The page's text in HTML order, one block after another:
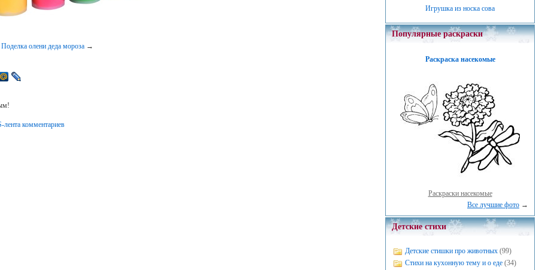
Поделка олени деда мороза →
лента комментариев
Игрушка из носка сова
Популярные раскраски
Раскраска насекомые
Раскраски насекомые
Все лучшие фото →
Детские стихи
Детские стишки про животных (99)
Стихи на кухонную тему и о еде (34)